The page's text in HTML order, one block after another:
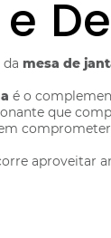
damesa de
é o
que
aproveitar